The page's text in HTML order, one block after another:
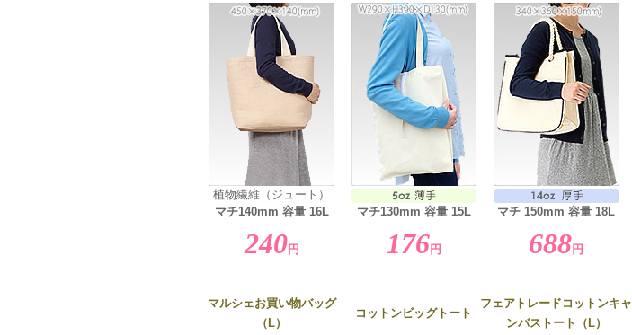
植物繊維（ジュート）
マチ140mm 容量 16L
マチ130mm 容量 15L マチ 150mm 容量 18L
240 円 176 円 688 円
マルシェお買い物バッグ
（L）
コットンビッグトート
フェアトレードコットンキャ
ンバストート（L）